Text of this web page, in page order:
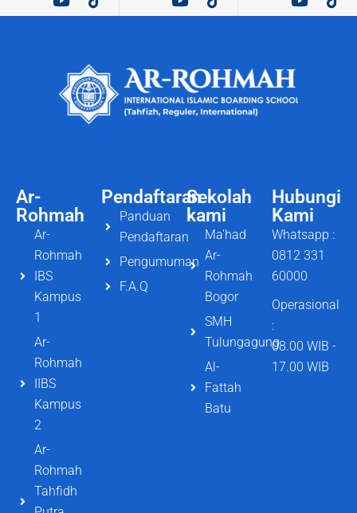
Ar-
Rohmah
Ar-
Rohmah
IBS
Kampus
1
Ar-
Rohmah
IIBS
Kampus
2
Ar-
Rohmah
Tahfidh
Pendaftaran
Panduan
Pendaftaran
Pengumuman
F.A.Q
Hubungi
Kami
Whatsapp :
0812 331
60000
Operasional
:
08.00 WIB -
17.00 WIB
Sekolah
kami
Ma'had
Ar-
Rohmah
Bogor
SMH
Tulungagung
Al-
Fattah
Batu